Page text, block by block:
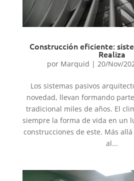
Construcción eficiente:
Realiza
por Marquid | 20/Nov/
Los sistemas pasivos
novedad, llevan formando
tradicional miles de años. El
siempre la forma de vida en un
construcciones de este. Más
al...